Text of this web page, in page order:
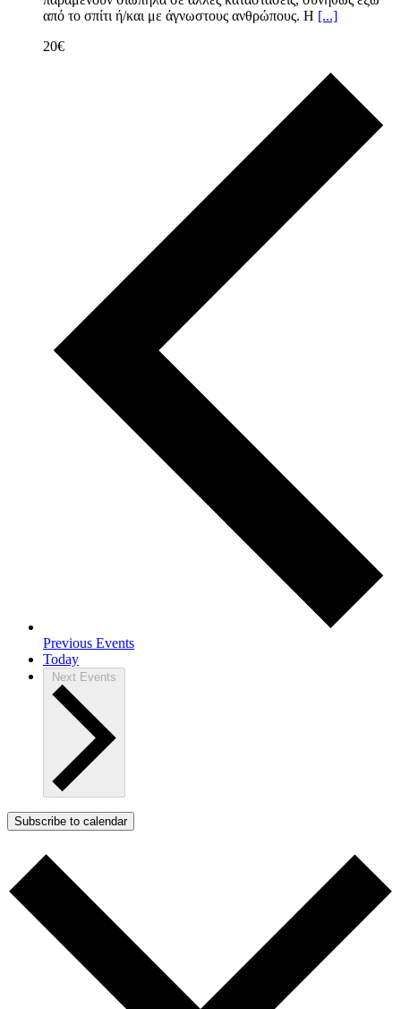
από το σπίτι ή/και με άγνωστους ανθρώπους. Η [...]
20€
Previous Events
Today
Next Events
Subscribe to calendar